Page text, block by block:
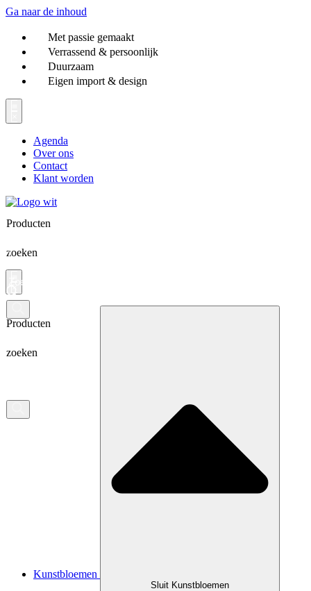
Ga naar de inhoud
Met passie gemaakt
Verrassend & persoonlijk
Duurzaam
Eigen import & design
Agenda
Over ons
Contact
Klant worden
Producten
zoeken
Producten
zoeken
Kunstbloemen
Sluit Kunstbloemen